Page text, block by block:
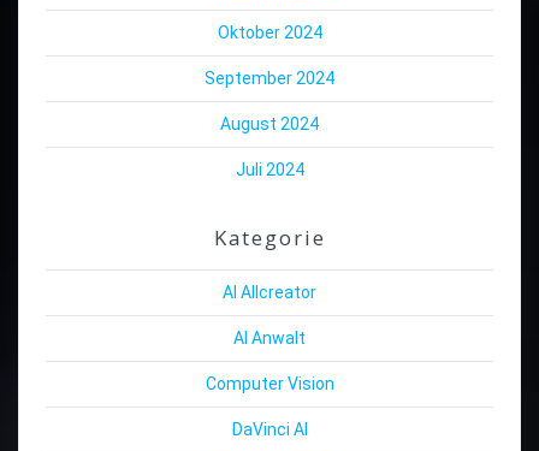
Oktober 2024
September 2024
August 2024
Juli 2024
Kategorie
AI Allcreator
AI Anwalt
Computer Vision
DaVinci AI